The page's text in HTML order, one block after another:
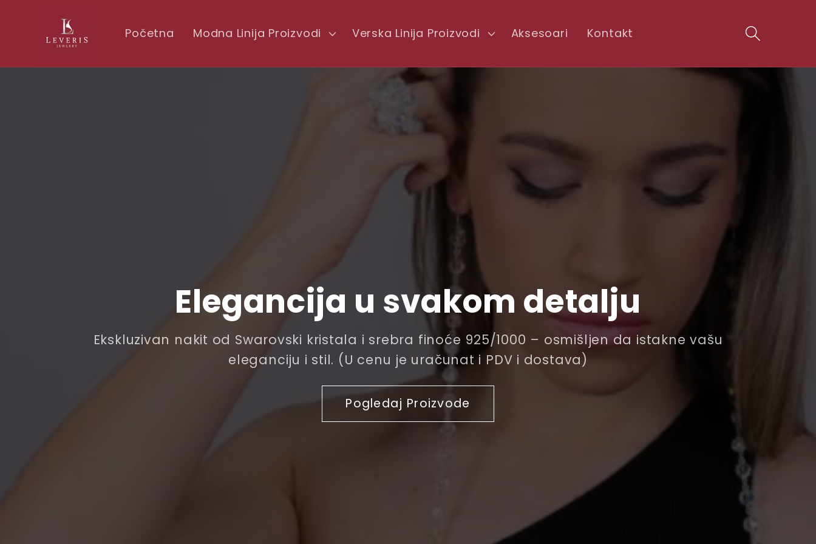
conten
Početna Modna Linija Proizvodi Verska Linija Proizvodi Aksesoari Kontakt
Elegancija u svakom detalju
Ekskluzivan nakit od Swarovski kristala i srebra finoće 925/1000 – osmišljen da istakne vašu
eleganciju i stil. (U cenu je uračunat i PDV i dostava)
Pogledaj Proizvode